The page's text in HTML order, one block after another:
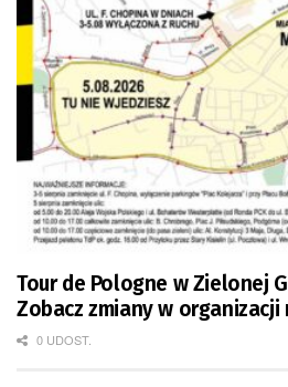
Tour de Pologne w Zielonej
Zobacz zmiany w organizacji
0 UDOST.